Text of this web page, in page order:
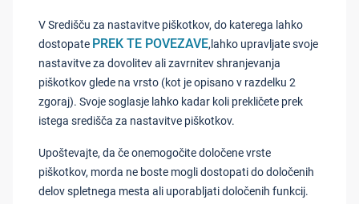
V Središču za nastavitve piškotkov, do katerega lahko
dostopate PREK TE POVEZAVE,lahko upravljate svoje
nastavitve za dovolitev ali zavrnitev shranjevanja
piškotkov glede na vrsto (kot je opisano v razdelku 2
zgoraj). Svoje soglasje lahko kadar koli prekličete prek
istega središča za nastavitve piškotkov.
Upoštevajte, da če onemogočite določene vrste
piškotkov, morda ne boste mogli dostopati do določenih
delov spletnega mesta ali uporabljati določenih funkcij.